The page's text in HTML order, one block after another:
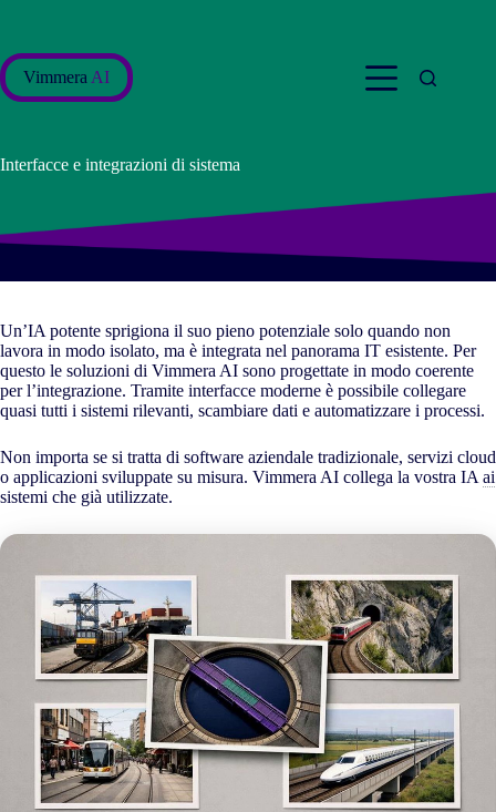
Vimmera AI
Interfacce e integrazioni di sistema
Un’IA potente sprigiona il suo pieno potenziale solo quando non
lavora in modo isolato, ma è integrata nel panorama IT esistente. Per
questo le soluzioni di Vimmera AI sono progettate in modo coerente
per l’integrazione. Tramite interfacce moderne è possibile collegare
quasi tutti i sistemi rilevanti, scambiare dati e automatizzare i processi.
Non importa se si tratta di software aziendale tradizionale, servizi cloud
o applicazioni sviluppate su misura. Vimmera AI collega la vostra IA ai
sistemi che già utilizzate.